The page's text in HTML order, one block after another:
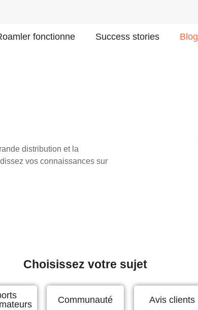
fonctionne Success stories Blog
distribution et la
vos connaissances sur
Choisissez votre sujet
Communauté Avis clients